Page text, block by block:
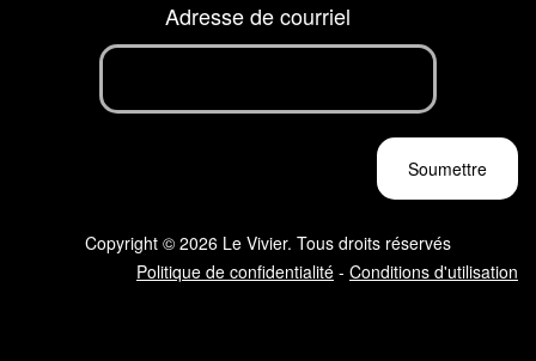
Adresse de courriel
Copyright © 2026 Le Vivier. Tous droits réservés
Politique de confidentialité - Conditions d'utilisation